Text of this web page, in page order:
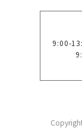
9:00-